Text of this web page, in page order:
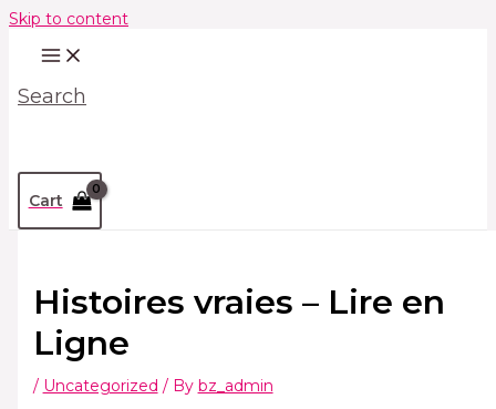
Skip to content
Search
Cart
Histoires vraies – Lire en
Ligne
/ Uncategorized / By bz_admin